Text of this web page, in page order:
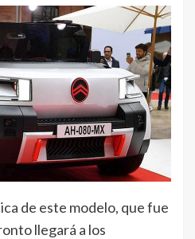
de este modelo, que fue
llegará a los